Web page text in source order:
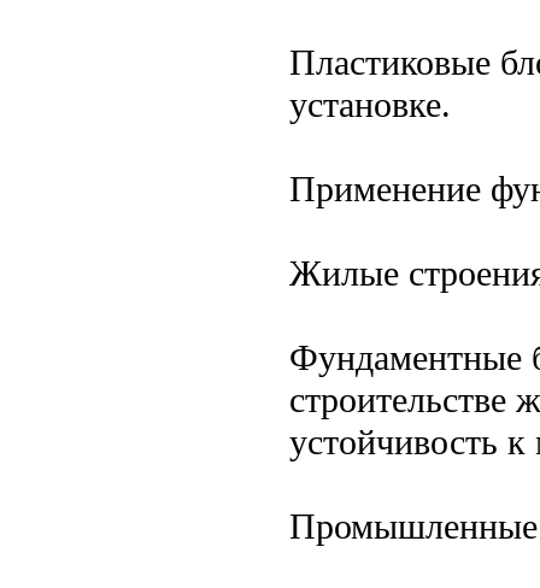
Пластиковые
установке.
Применение
Жилые
Фундаментные
строительстве
устойчивость
Промышленные